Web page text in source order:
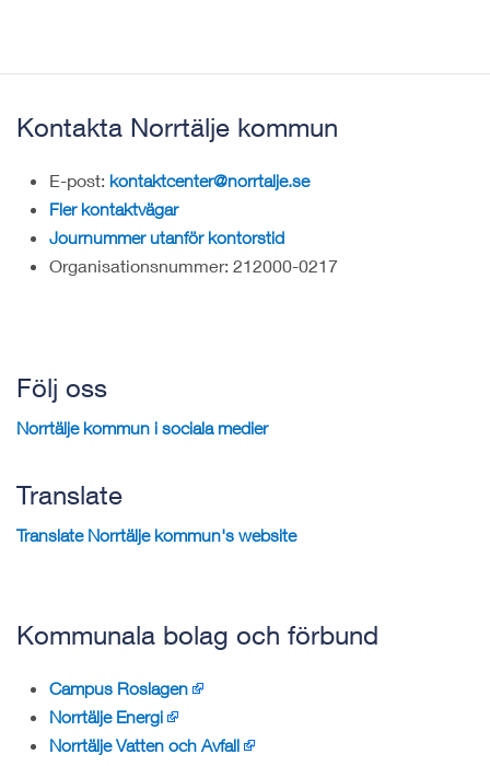
Kontakta Norrtälje kommun
E-post: kontaktcenter@norrtalje.se
Fler kontaktvägar
Journummer utanför kontorstid
Organisationsnummer: 212000-0217
Följ oss
Norrtälje kommun i sociala medier
Translate
Translate Norrtälje kommun's website
Kommunala bolag och förbund
Campus Roslagen
Norrtälje Energi
Norrtälje Vatten och Avfall